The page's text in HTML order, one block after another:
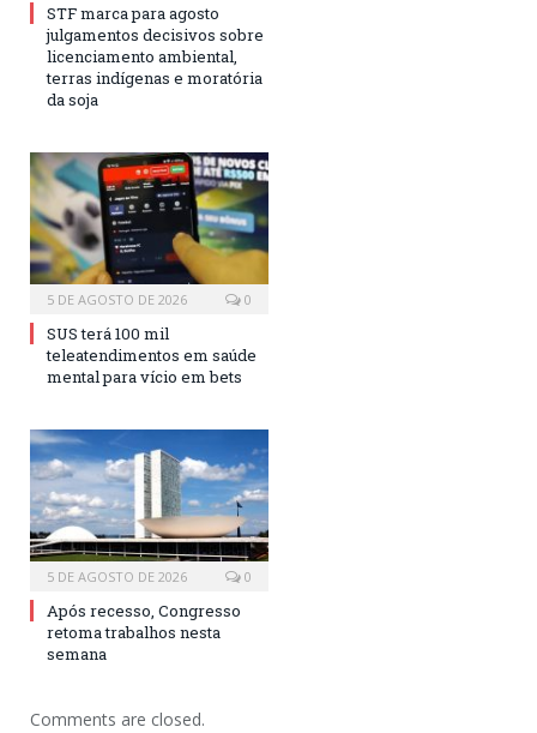
STF marca para agosto
julgamentos decisivos sobre
licenciamento ambiental,
terras indígenas e moratória
da soja
5 DE AGOSTO DE 2026 0
SUS terá 100 mil
teleatendimentos em saúde
mental para vício em bets
5 DE AGOSTO DE 2026 0
Após recesso, Congresso
retoma trabalhos nesta
semana
Comments are closed.